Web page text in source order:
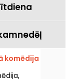
komēdija